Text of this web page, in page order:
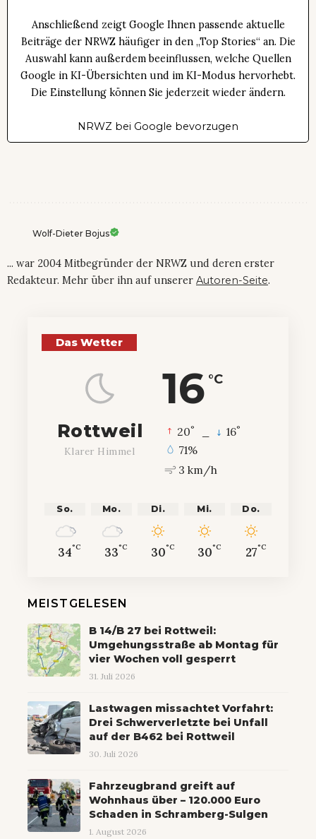
Anschließend zeigt Google Ihnen passende aktuelle
Beiträge der NRWZ häufiger in den „Top Stories“ an. Die
Auswahl kann außerdem beeinflussen, welche Quellen
Google in KI-Übersichten und im KI-Modus hervorhebt.
Die Einstellung können Sie jederzeit wieder ändern.
NRWZ bei Google bevorzugen
Wolf-Dieter Bojus
... war 2004 Mitbegründer der NRWZ und deren erster
Redakteur. Mehr über ihn auf unserer Autoren-Seite.
Das Wetter
16 °C
Rottweil
Klarer Himmel
20° 16°
71%
3 km/h
So.
34°C
Mo.
33°C
Di.
30°C
Mi.
30°C
Do.
27°C
MEISTGELESEN
B 14/B 27 bei Rottweil:
Umgehungsstraße ab Montag für
vier Wochen voll gesperrt
31. Juli 2026
Lastwagen missachtet Vorfahrt:
Drei Schwerverletzte bei Unfall
auf der B462 bei Rottweil
30. Juli 2026
Fahrzeugbrand greift auf
Wohnhaus über – 120.000 Euro
Schaden in Schramberg-Sulgen
1. August 2026